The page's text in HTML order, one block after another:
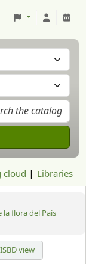
cloud Libraries
flora del País
view